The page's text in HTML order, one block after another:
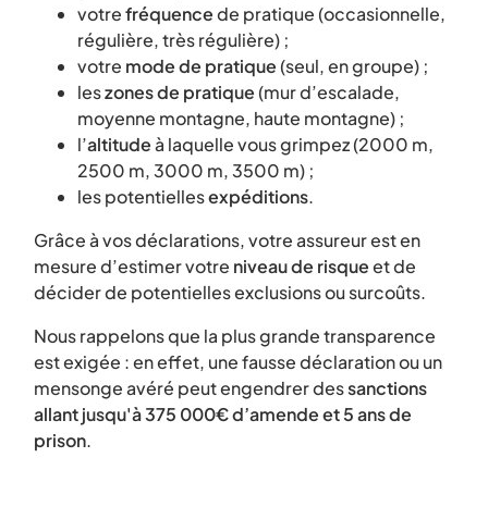
votrefréquencede pratique (occasionnelle,
régulière, très régulière) ;
votre mode de pratique(seul, en groupe) ;
leszones de pratique(mur d’escalade,
moyenne montagne, haute montagne) ;
l’altitudeà laquelle vous grimpez (2000 m,
2500 m, 3000 m, 3500 m) ;
les potentiellesexpéditions.
Grâce à vos déclarations, votre assureur est en
mesure d’estimer votre niveau de risqueet de
décider de potentielles exclusions ou surcoûts.
Nous rappelons que la plus grande transparence
est exigée : en effet, une fausse déclaration ou un
mensonge avéré peut engendrer dessanctions
allant jusqu'à 375 000€ d’amende et 5 ans de
prison.